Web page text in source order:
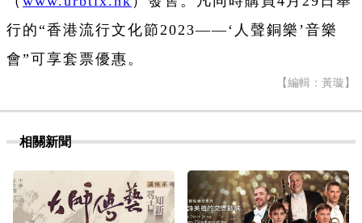
行的“香港流行文化節2023——‘ 人聲銅樂’音樂
會”可享套票優惠。
【編輯：黃璇】
相關新聞